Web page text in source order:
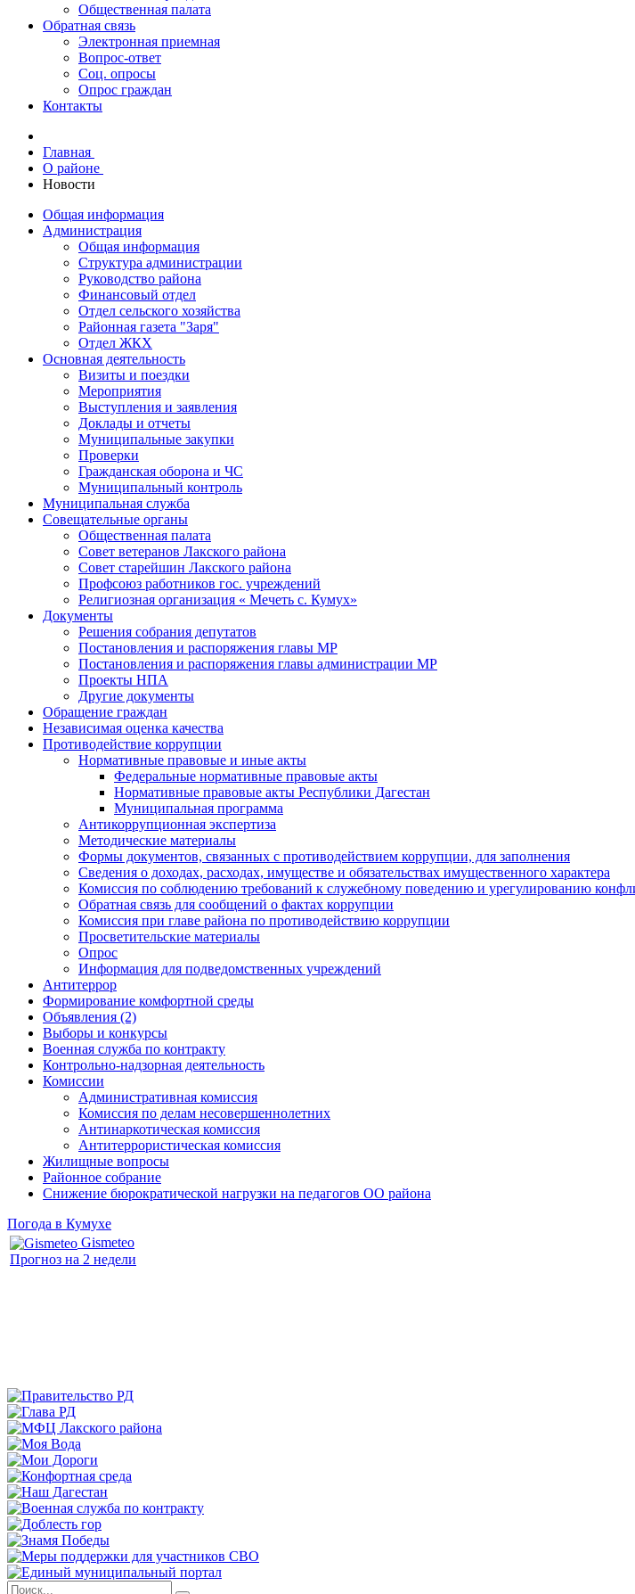
Общественная палата
Обратная связь
Электронная приемная
Вопрос-ответ
Соц. опросы
Опрос граждан
Контакты
Главная
О районе
Новости
Общая информация
Администрация
Общая информация
Структура администрации
Руководство района
Финансовый отдел
Отдел сельского хозяйства
Районная газета "Заря"
Отдел ЖКХ
Основная деятельность
Визиты и поездки
Мероприятия
Выступления и заявления
Доклады и отчеты
Муниципальные закупки
Проверки
Гражданская оборона и ЧС
Муниципальный контроль
Муниципальная служба
Совещательные органы
Общественная палата
Совет ветеранов Лакского района
Совет старейшин Лакского района
Профсоюз работников гос. учреждений
Религиозная организация « Мечеть с. Кумух»
Документы
Решения собрания депутатов
Постановления и распоряжения главы МР
Постановления и распоряжения главы администрации МР
Проекты НПА
Другие документы
Обращение граждан
Независимая оценка качества
Противодействие коррупции
Нормативные правовые и иные акты
Федеральные нормативные правовые акты
Нормативные правовые акты Республики Дагестан
Муниципальная программа
Антикоррупционная экспертиза
Методические материалы
Формы документов, связанных с противодействием коррупции, для заполнения
Сведения о доходах, расходах, имуществе и обязательствах имущественного характера
Комиссия по соблюдению требований к служебному поведению и урегулированию
Обратная связь для сообщений о фактах коррупции
Комиссия при главе района по противодействию коррупции
Просветительские материалы
Опрос
Информация для подведомственных учреждений
Антитеррор
Формирование комфортной среды
Объявления (2)
Выборы и конкурсы
Военная служба по контракту
Контрольно-надзорная деятельность
Комиссии
Административная комиссия
Комиссия по делам несовершеннолетних
Антинаркотическая комиссия
Антитеррористическая комиссия
Жилищные вопросы
Районное собрание
Снижение бюрократической нагрузки на педагогов ОО района
Погода в Кумухе
Gismeteo
Прогноз на 2 недели